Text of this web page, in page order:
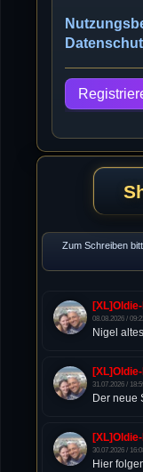
Zum Schreiben
08.08.2026 /
Nigel
31.07.2026 /
Der neue
30.07.2026 /
Hier